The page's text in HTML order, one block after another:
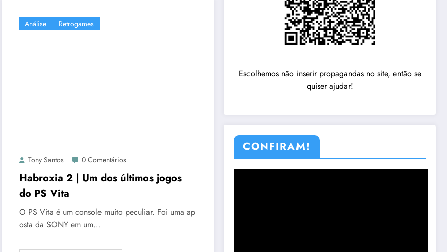
Análise Retrogames
Tony Santos 0 Comentários
Habroxia 2 | Um dos últimos jogos
do PS Vita
O PS Vita é um console muito peculiar. Foi uma ap
osta da SONY em um…
Escolhemos não inserir propagandas no site, então se
quiser ajudar!
CONFIRAM!